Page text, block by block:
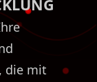
die mit